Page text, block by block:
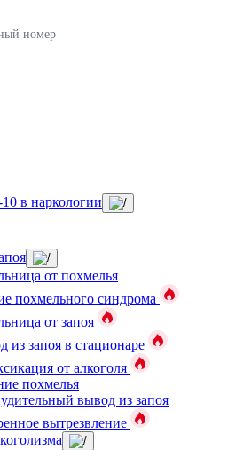
номер
в наркологии
от похмелья
похмельного синдрома
от запоя
из запоя в стационаре
от алкоголя
похмелья
вывод из запоя
вытрезвление